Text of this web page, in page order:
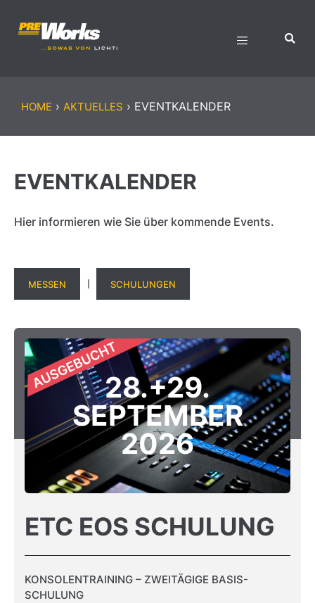
HOME › AKTUELLES › EVENTKALENDER
EVENTKALENDER
Hier informieren wie Sie über kommende Events.
MESSEN SCHULUNGEN
28.+29.
SEPTEMBER
2026
ETC EOS SCHULUNG
KONSOLENTRAINING – ZWEITÄGIGE BASIS-
SCHULUNG